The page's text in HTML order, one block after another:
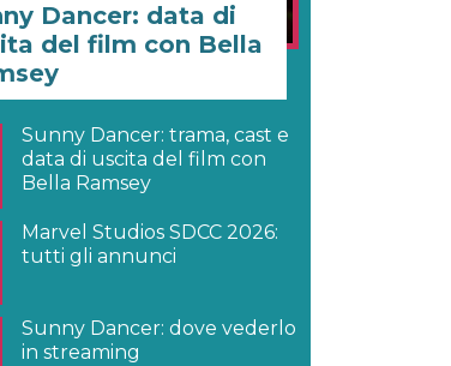
Dancer: data di
del film con Bella
Sunny Dancer: trama, cast e
data di uscita del film con
Bella Ramsey
Marvel Studios SDCC 2026:
tutti gli annunci
Sunny Dancer: dove vederlo
in streaming